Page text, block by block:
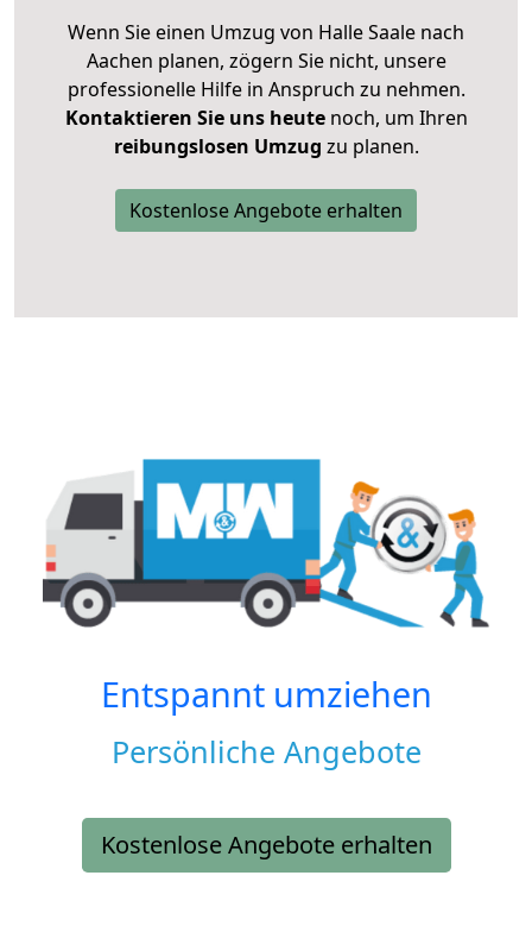
Wenn Sie einen Umzug von Halle Saale nach
Aachen planen, zögern Sie nicht, unsere
professionelle Hilfe in Anspruch zu nehmen.
Kontaktieren Sie uns heutenoch, um Ihren
reibungslosen Umzug zu planen.
Kostenlose Angebote erhalten
Entspannt umziehen
Persönliche Angebote
Kostenlose Angebote erhalten